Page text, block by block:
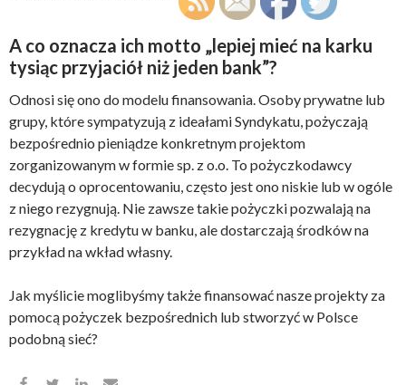
A co oznacza ich motto „lepiej mieć na karku
tysiąc przyjaciół niż jeden bank”?
Odnosi się ono do modelu finansowania. Osoby prywatne lub
grupy, które sympatyzują z ideałami Syndykatu, pożyczają
bezpośrednio pieniądze konkretnym projektom
zorganizowanym w formie sp. z o.o. To pożyczkodawcy
decydują o oprocentowaniu, często jest ono niskie lub w ogóle
z niego rezygnują. Nie zawsze takie pożyczki pozwalają na
rezygnację z kredytu w banku, ale dostarczają środków na
przykład na wkład własny.
Jak myślicie moglibyśmy także finansować nasze projekty za
pomocą pożyczek bezpośrednich lub stworzyć w Polsce
podobną sieć?